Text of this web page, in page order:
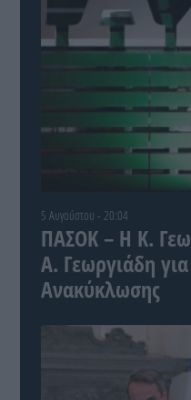
5 Αυγούστου - 20:04
ΠΑΣΟΚ – Η Κ.
Α. Γεωργιάδη
Ανακύκλωσης